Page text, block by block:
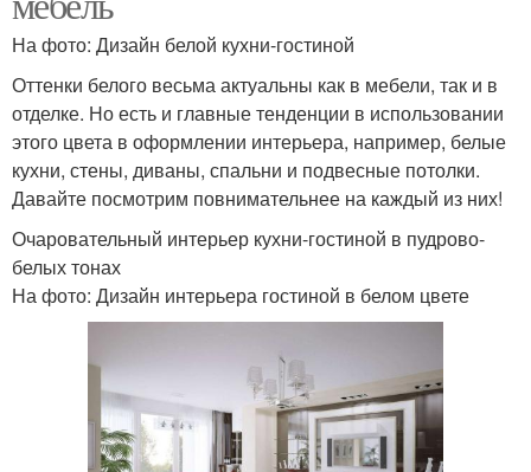
На фото: Дизайн белой кухни-гостиной
Оттенки белого весьма актуальны как в мебели, так и в
отделке. Но есть и главные тенденции в использовании
этого цвета в оформлении интерьера, например, белые
кухни, стены, диваны, спальни и подвесные потолки.
Давайте посмотрим повнимательнее на каждый из них!
Очаровательный интерьер кухни-гостиной в пудрово-
белых тонах
На фото: Дизайн интерьера гостиной в белом цвете